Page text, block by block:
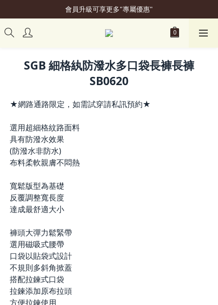
加入會員立即贈50元購物金
會員升級可享更多"專屬優惠"
加入會員立即贈50元購物金
SGB 細格紈防潑水多口袋長褲長褲
SB0620
★網路通路限定，如需試穿請私訊預約★
選用超細格紋路面料
具有防潑水效果
(防潑水非防水)
布料柔軟親膚不悶熱
寬鬆版型為基礎
反覆調整寬長度
達成最舒適大小
褲頭大彈力鬆緊帶
選用磁吸式腰帶
口袋以貼袋式設計
不規則多斜角掀蓋
搭配拉鍊式口袋
拉鍊添加原布拉頭
方便拉鍊使用